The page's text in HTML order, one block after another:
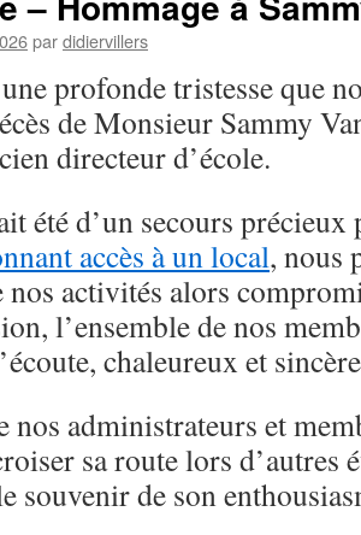
pardidiervillers
une profonde tristesse que
de Monsieur Sammy
directeur d’école.
été d’un secours
accès à un local, nous
activités alors
l’ensemble de nos
chaleureux et
nos administrateurs et
sa route lors d’autres
souvenir de son